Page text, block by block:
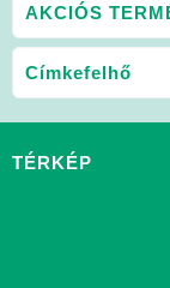
AKCIÓS
Címkefelhő
TÉRKÉP